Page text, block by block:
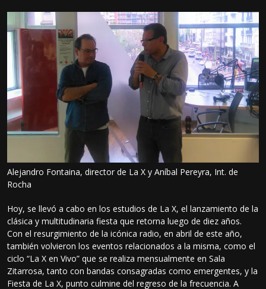
Alejandro Fontaina, director de La X y Aníbal Pereyra, Int. de
Rocha
Hoy, se llevó a cabo en los estudios de La X, el lanzamiento de la
clásica y multitudinaria fiesta que retorna luego de diez años.
Con el resurgimiento de la icónica radio, en abril de este año,
también volvieron los eventos relacionados a la misma, como el
ciclo “La X en Vivo” que se realiza mensualmente en Sala
Zitarrosa, tanto con bandas consagradas como emergentes, y la
Fiesta de La X, punto culmine del regreso de la frecuencia. A